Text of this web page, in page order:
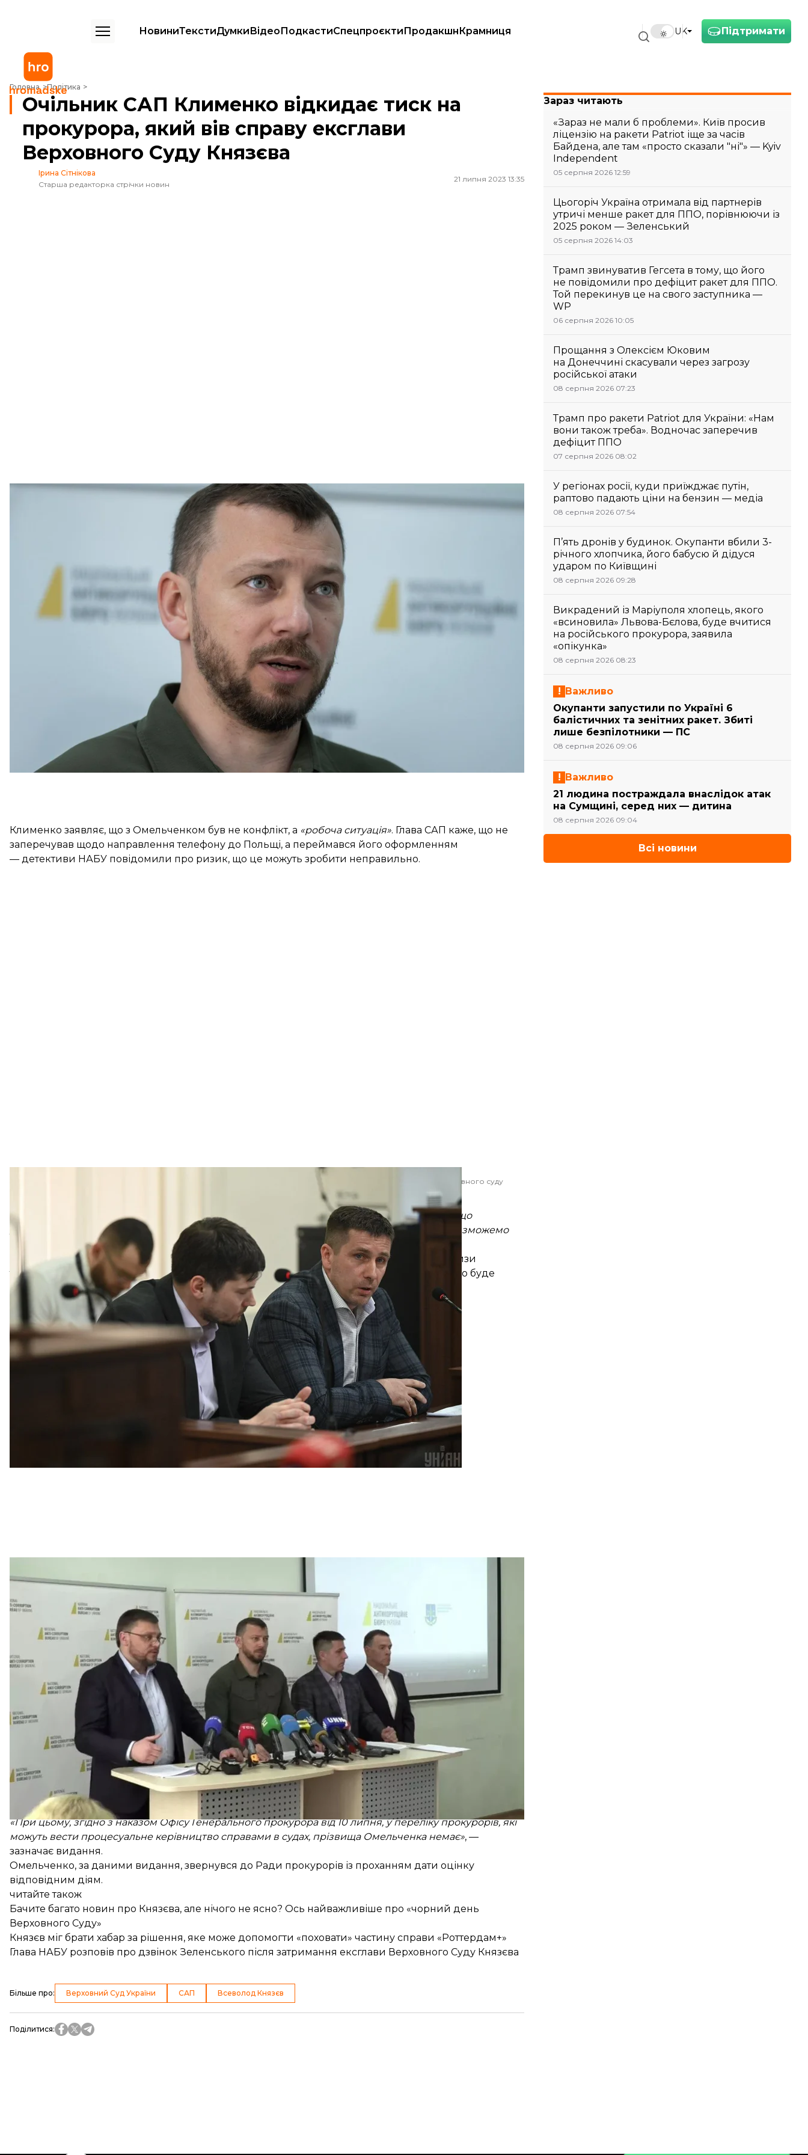
Підтримати
UK
НовиниТекстиДумкиВідеоПодкастиСпецпроєктиПродакшнКрамниця
Головна Політика
Очільник САП Клименко відкидає тиск на прокурора, який вів справу ексглави Верховного Суду Князєва
Очільник САП Клименко відкидає тиск на
прокурора, який вів справу ексглави
Верховного Суду Князєва
Ірина Сітнікова
Старша редакторка стрічки новин
21 липня 2023 13:35
Керівник САП Олександр Клименко під час брифінгу щодо викритої схеми одержання неправомірної вигоди керівництвом і суддями
Верховного Суду, у Києві, 16 травня 2023 року
В'ячеслав Ратинський / УНІАН
Голова Спеціалізованої антикорупційної прокуратури Олександр Клименко заперечив тиск на
Олександра Омельченка — прокурора у справі ексглави Верховного Суду Всеволода Князєва.
Олександр Омельченко
повідомив, що його скоротили з посадипопри брак кадрів, а САП
водночас утворила нову посаду, на яку оголосила вакансію.
Прокурор вважає, що його просто позбавили посади через конфлікт із очільником САП Клименком
«певних розбіжностей у розумінні проведення процесуальної дії в справі Князєва»
. За його
словами, рішення з'явилося після того, як він погодив запит детектива НАБУ відправити телефон
Князєва до Польщі для зняття з нього необхідної інформації.
Клименко заявляє, що з Омельченком був не конфлікт, а «робоча ситуація». Глава САП каже, що не
заперечував щодо направлення телефону до Польщі, а переймався його оформленням
— детективи НАБУ повідомили про ризик, що це можуть зробити неправильно.
Прокурор Олександр Омельченко під час засідання Вищого антикорупційного суду в справі ексголови Верховного суду
Всеволода Князєва, у Києві, 18 травня 2023 року
В'ячеслав Ратинський / УНІАН
«Є перелік підстав, коли доказ можуть визнати неналежним або недопустимим у суді. Якщо
допущено порушення й ці порушення мали наслідком втручання в права людини, ми не зможемо
використати такий доказ у суді»
, — сказав Клименко.
Він заявив, що ніхто ні в САП, ні в НАБУ не розглядав питання про призначення експертизи
телефону в Україні за стінами НАБУ. У випадках технічної спроможності та впевненості, що буде
результат, детективи НАБУ завжди розблоковують телефони самі.
Скриншот
Наразі, за словами Клименка, телефон розблоковано, інформацію з нього скопіювали, її досліджують
детективи НАБУ. Та лише за результатами дослідження правоохоронці будуть вирішувати, чи
матиме телефон Князєва якесь резонансне значення для справи.
«Ба більше, треба розуміти: на той факт і те провадження, в якому Князєву вже повідомлено про
підозру, цей доказ ніяк не вплине. За відомим епізодом щодо ексголови ВС і адвоката слідство
фактично перебуває на фінішній прямій»
, — сказав Клименко.
Глава САП також зазначив, що в прокуратурі був запланований процес реорганізації, а наразі
Омельченко ознайомився лише з наказом про зміну структури САП.
«Про скорочення його посади відділ кадрів ОГП офіційно його ще навіть не інформував. Тобто
формального повідомлення про скорочення ще взагалі не було. Хоча він чомусь про це заявляє. Але
коли це справді станеться, Олександр Омельченко пройде всю встановлену законом процедуру»
зазначив Клименко.
Нагадаємо, пресслужба САП у коментарі «РБК-Україна»зазначила
, що скорочення посади, яку
обіймав Омельченко, готувалося задовго й не пов’язане зі справами, якими він керував. У відомстві
додають, що Омельченко залишився прокурором і має право бути на відповідній посаді в САП.
«При цьому, згідно з наказом Офісу Генерального прокурора від 10 липня, у переліку прокурорів, які
можуть вести процесуальне керівництво справами в судах, прізвища Омельченка немає», —
зазначає видання.
Омельченко, за даними видання, звернувся до Ради прокурорів із проханням дати оцінку
відповідним діям.
читайте також
Бачите багато новин про Князєва, але нічого не ясно? Ось найважливіше про «чорний день
Верховного Суду»
Князєв міг брати хабар за рішення, яке може допомогти «поховати» частину справи «Роттердам+»
Глава НАБУ розповів про дзвінок Зеленського після затримання ексглави Верховного Суду Князєва
Більше про: Верховний Суд України САП Всеволод Князєв
Поділитися:
Зараз читають
«Зараз не мали б проблеми». Київ просив
ліцензію на ракети Patriot іще за часів
Байдена, але там «просто сказали "ні"» — Kyiv
Independent
05 серпня 2026 12:59
Цьогоріч Україна отримала від партнерів
утричі менше ракет для ППО, порівнюючи із
2025 роком — Зеленський
05 серпня 2026 14:03
Трамп звинуватив Гегсета в тому, що його
не повідомили про дефіцит ракет для ППО.
Той перекинув це на свого заступника —
WP
06 серпня 2026 10:05
Прощання з Олексієм Юковим
на Донеччині скасували через загрозу
російської атаки
08 серпня 2026 07:23
Трамп про ракети Patriot для України: «Нам
вони також треба». Водночас заперечив
дефіцит ППО
07 серпня 2026 08:02
У регіонах росії, куди приїжджає путін,
раптово падають ціни на бензин — медіа
08 серпня 2026 07:54
П’ять дронів у будинок. Окупанти вбили 3-
річного хлопчика, його бабусю й дідуся
ударом по Київщині
08 серпня 2026 09:28
Викрадений із Маріуполя хлопець, якого
«всиновила» Львова-Бєлова, буде вчитися
на російського прокурора, заявила
«опікунка»
08 серпня 2026 08:23
Важливо
Окупанти запустили по Україні 6
балістичних та зенітних ракет. Збиті
лише безпілотники — ПС
08 серпня 2026 09:06
Важливо
21 людина постраждала внаслідок атак
на Сумщині, серед них — дитина
08 серпня 2026 09:04
Всі новини